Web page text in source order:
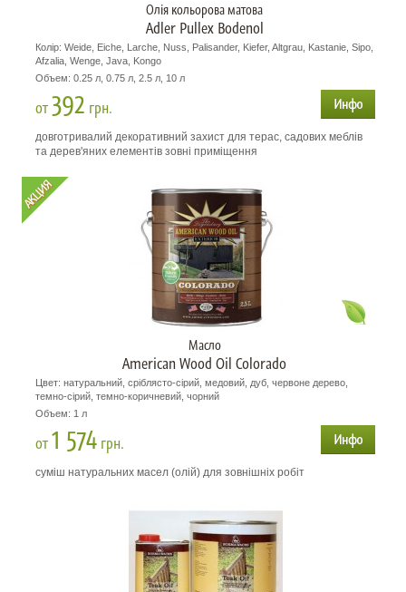
Олія кольорова матова
Adler Pullex Bodenol
Колір: Weide, Eiche, Larche, Nuss, Palisander, Kiefer, Altgrau, Kastanie, Sipo,
Afzalia, Wenge, Java, Kongo
Объем: 0.25 л, 0.75 л, 2.5 л, 10 л
от392 грн.
довготривалий декоративний захист для терас, садових меблів
та дерев'яних елементів зовні приміщення
Масло
American Wood Oil Colorado
Цвет: натуральний, сріблясто-сірий, медовий, дуб, червоне дерево,
темно-сірий, темно-коричневий, чорний
Объем: 1 л
от1 574 грн.
суміш натуральних масел (олій) для зовнішніх робіт